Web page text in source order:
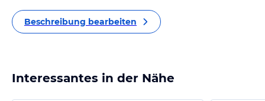
Beschreibung bearbeiten
Interessantes in der Nähe